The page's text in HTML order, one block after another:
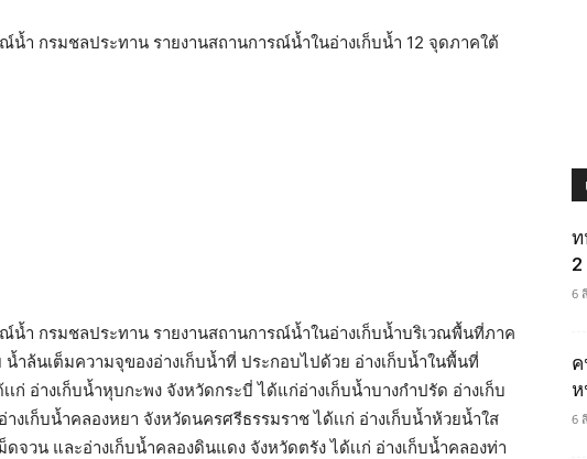
ณ์น้ำ กรมชลประทาน รายงานสถานการณ์น้ำในอ่างเก็บน้ำ 12 จุดภาคใต้
ณ์น้ำ กรมชลประทาน รายงานสถานการณ์น้ำในอ่างเก็บน้ำบริเวณพื้นที่ภาค
ำล้นเต็มความจุของอ่างเก็บน้ำที่ ประกอบไปด้วย อ่างเก็บน้ำในพื้นที่
เก่ อ่างเก็บนํ้าหุบกะพง จังหวัดกระบี่ ได้แก่อ่างเก็บน้ำบางกําปรัด อ่างเก็บ
งเก็บน้ำคลองหยา จังหวัดนครศรีธรรมราช ได้เเก่ อ่างเก็บน้ำห้วยน้ำใส
ดจวน และอ่างเก็บนํ้าคลองดินแดง จังหวัดตรัง ได้เเก่ อ่างเก็บน้ำคลองท่า
ท
6
ห
6